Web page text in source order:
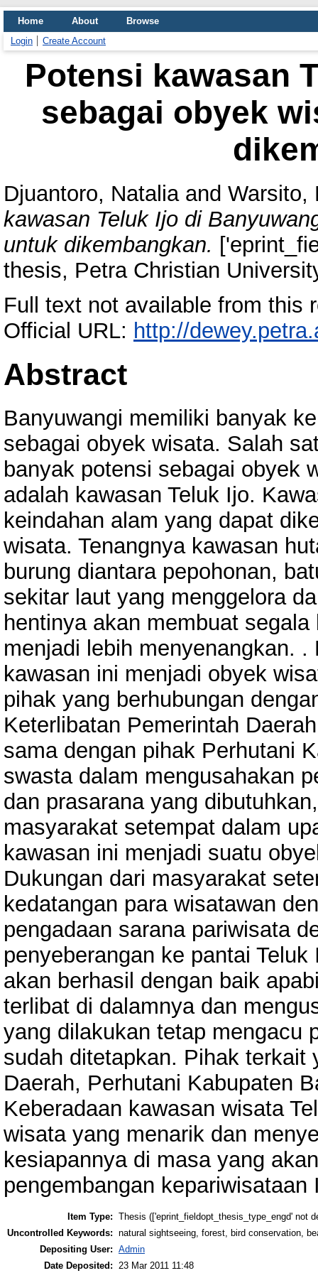
Home About
Browse
Login
Create Account
Potensi kawasan
sebagai obyek
Djuantoro, Nataliaand Warsito,
kawasan Teluk Ijo di
untuk dikembangkan.
thesis, Petra Christian
Full text not available from this
Official URL: http://
Abstract
Banyuwangi memiliki banyak
sebagai obyek wisata. Salah
banyak potensi sebagai obyek
adalah kawasan Teluk Ijo.
keindahan alam yang dapat
wisata. Tenangnya kawasan
burung diantara pepohonan,
sekitar laut yang menggelora
hentinya akan membuat
menjadi lebih menyenangkan.
kawasan ini menjadi obyek
pihak yang berhubungan
Keterlibatan Pemerintah
sama dengan pihak Perhutani
swasta dalam mengusahakan
dan prasarana yang
masyarakat setempat dalam
kawasan ini menjadi suatu
Dukungan dari masyarakat
kedatangan para wisatawan
pengadaan sarana pariwisata
penyeberangan ke pantai
akan berhasil dengan baik
terlibat di dalamnya dan
yang dilakukan tetap mengacu
sudah ditetapkan. Pihak terkait
Daerah, Perhutani Kabupaten
Keberadaan kawasan wisata
wisata yang menarik dan
kesiapannya di masa yang
pengembangan kepariwisataan
Item Type: Thesis (['eprint_fieldopt_thesis_type_engd' not
Uncontrolled Keywords: natural sightseeing, forest, bird conservation,
Depositing User: Admin
Date Deposited:
23 Mar 2011 11:48